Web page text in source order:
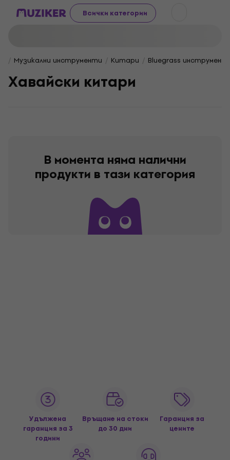
Всички категории
Музикални инструменти Китари Bluegrass
Хавайски китари
В момента няма налични
продукти в тази категория
Удължена
гаранция за 3
години
Връщане на стоки
до 30 дни
Гаранция за
цените